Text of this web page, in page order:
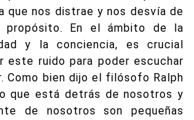
que nos distrae y nos desvía de
propósito. En el ámbito de la
y la conciencia, es crucial
este ruido para poder escuchar
Como bien dijo el filósofo Ralph
que está detrás de nosotros y
de nosotros son pequeñas